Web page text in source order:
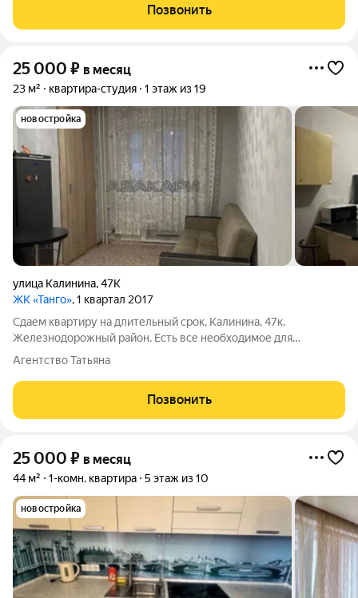
Позвонить
25 000 ₽ в месяц
23 м² квартира-студия 1 этаж из 19
новостройка
улица Калинина,47К
ЖК «Танго», 1 квартал 2017
Сдаем квартиру на длительный срок, Калинина, 47к.
Железнодорожный район. Есть все необходимое для
проживания. Можно обсудить небольшой ремонт за счет
Агентство Татьяна
Позвонить
25 000 ₽ в месяц
44 м² 1-комн. квартира 5 этаж из 10
новостройка